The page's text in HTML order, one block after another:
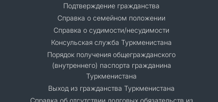
Подтверждение гражданства
Справка о семейном положении
Справка о судимости/несудимости
Консульская служба Туркменистана
Порядок получения общегражданского
(внутреннего) паспорта гражданина
Туркменистана
Выход из гражданства Туркменистана
Справка об отсутствии долговых обязательств из